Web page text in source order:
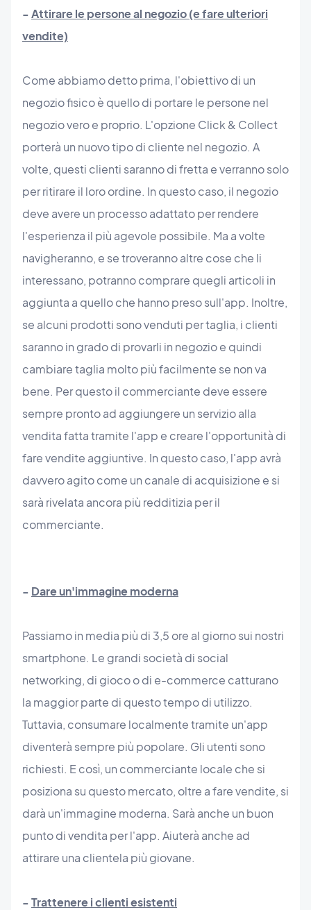
-Attirare le persone al negozio (e fare ulteriori
vendite)
Come abbiamo detto prima, l'obiettivo di un
negozio fisico è quello di portare le persone nel
negozio vero e proprio. L'opzione Click & Collect
porterà un nuovo tipo di cliente nel negozio. A
volte, questi clienti saranno di fretta e verranno solo
per ritirare il loro ordine. In questo caso, il negozio
deve avere un processo adattato per rendere
l'esperienza il più agevole possibile. Ma a volte
navigheranno, e se troveranno altre cose che li
interessano, potranno comprare quegli articoli in
aggiunta a quello che hanno preso sull'app. Inoltre,
se alcuni prodotti sono venduti per taglia, i clienti
saranno in grado di provarli in negozio e quindi
cambiare taglia molto più facilmente se non va
bene. Per questo il commerciante deve essere
sempre pronto ad aggiungere un servizio alla
vendita fatta tramite l'app e creare l'opportunità di
fare vendite aggiuntive. In questo caso, l'app avrà
davvero agito come un canale di acquisizione e si
sarà rivelata ancora più redditizia per il
commerciante.
- Dare un'immagine moderna
Passiamo in media più di 3,5 ore al giorno sui nostri
smartphone. Le grandi società di social
networking, di gioco o di e-commerce catturano
la maggior parte di questo tempo di utilizzo.
Tuttavia, consumare localmente tramite un'app
diventerà sempre più popolare. Gli utenti sono
richiesti. E così, un commerciante locale che si
posiziona su questo mercato, oltre a fare vendite, si
darà un'immagine moderna. Sarà anche un buon
punto di vendita per l'app. Aiuterà anche ad
attirare una clientela più giovane.
-Trattenere i clienti esistenti